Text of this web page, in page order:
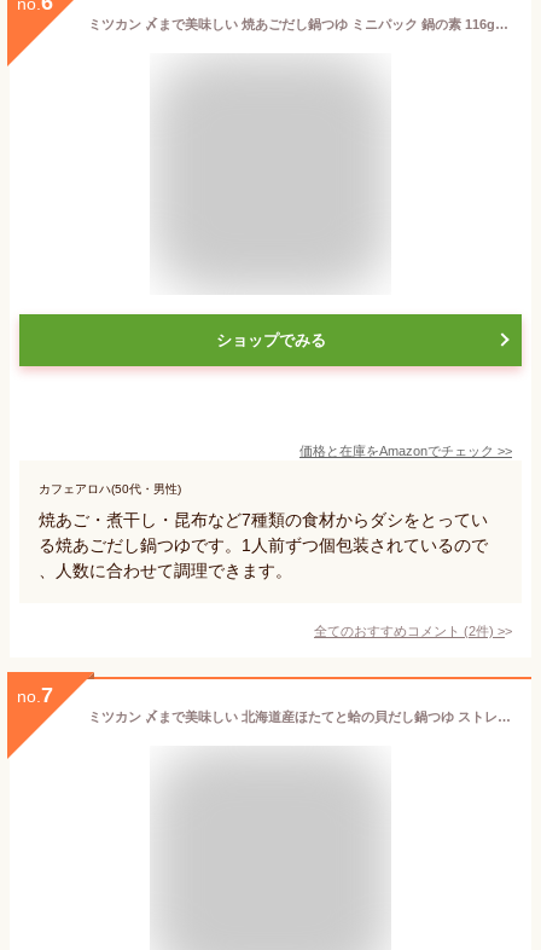
ミツカン 〆まで美味しい 焼あごだし鍋つゆ ミニパック 鍋の素 116g×5個
ショップでみる
価格と在庫をAmazonでチェック >>
カフェアロハ(50代・男性)
焼あご・煮干し・昆布など7種類の食材からダシをとってい
る焼あごだし鍋つゆです。1人前ずつ個包装されているので
、人数に合わせて調理できます。
全てのおすすめコメント (2件) >
no. 7
ミツカン 〆まで美味しい 北海道産ほたてと蛤の貝だし鍋つゆ ストレート(750g)【ミツカン】